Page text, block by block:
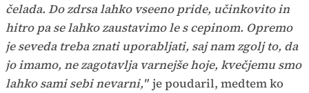
čelada. Do zdrsa lahko vseeno pride, učinkovito in
hitro pa se lahko zaustavimo le s cepinom. Opremo
je seveda treba znati uporabljati, saj nam zgolj to, da
jo imamo, ne zagotavlja varnejše hoje, kvečjemu smo
lahko sami sebi nevarni," je poudaril, medtem ko